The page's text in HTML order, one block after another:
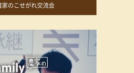
家のこせがれ交流会